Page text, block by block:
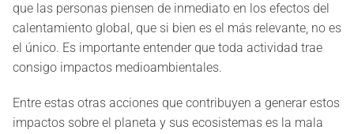
que las personas piensen de inmediato en los efectos del
calentamiento global, que si bien es el más relevante, no es
el único. Es importante entender que toda actividad trae
consigo impactos medioambientales.
Entre estas otras acciones que contribuyen a generar estos
impactos sobre el planeta y sus ecosistemas es la mala